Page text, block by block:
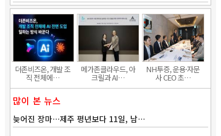
더존비즈온, 개발 조
직 전체에…
메가존클라우드, 아
크릴과 AI…
NH투증, 운용·자문
사 CEO 초…
많이 본 뉴스
늦어진 장마…제주 평년보다 11일, 남…